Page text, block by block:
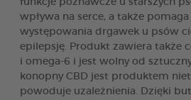
wpływa na serce, a także
występowania drgawek u psów
epilepsję. Produkt zawiera także
i omega-6 i jest wolny od
konopny CBD jest produktem
powoduje uzależnienia. Dzięki